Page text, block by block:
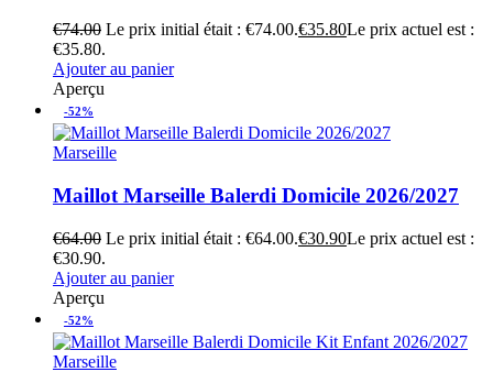
€74.00 Le prix initial était : €74.00.€35.80Le prix actuel est :
€35.80.
Ajouter au panier
Aperçu
-52%
Marseille
Maillot Marseille Balerdi Domicile 2026/2027
€64.00 Le prix initial était : €64.00.€30.90Le prix actuel est :
€30.90.
Ajouter au panier
Aperçu
-52%
Marseille